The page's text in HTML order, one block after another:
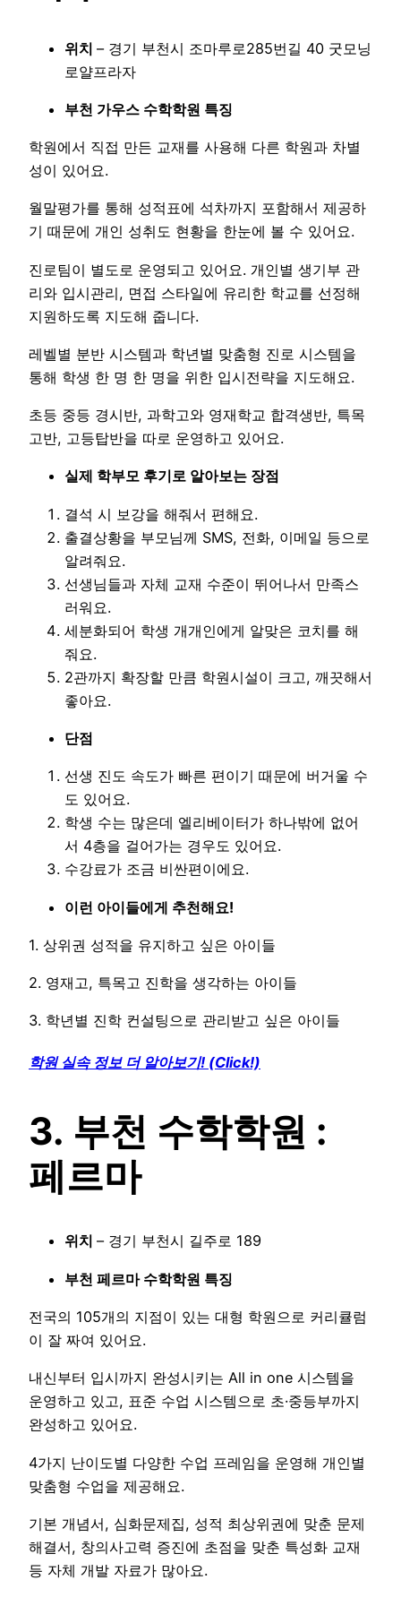
위치 – 경기 부천시 조마루로285번길 40 굿모닝
로얄프라자
부천 가우스 수학학원 특징
학원에서 직접 만든 교재를 사용해 다른 학원과 차별
성이 있어요.
월말평가를 통해 성적표에 석차까지 포함해서 제공하
기 때문에 개인 성취도 현황을 한눈에 볼 수 있어요.
진로팀이 별도로 운영되고 있어요. 개인별 생기부 관
리와 입시관리, 면접 스타일에 유리한 학교를 선정해
지원하도록 지도해 줍니다.
레벨별 분반 시스템과 학년별 맞춤형 진로 시스템을
통해 학생 한 명 한 명을 위한 입시전략을 지도해요.
초등 중등 경시반, 과학고와 영재학교 합격생반, 특목
고반, 고등탑반을 따로 운영하고 있어요.
실제 학부모 후기로 알아보는 장점
결석 시 보강을 해줘서 편해요.
출결상황을 부모님께 SMS, 전화, 이메일 등으로
알려줘요.
선생님들과 자체 교재 수준이 뛰어나서 만족스
러워요.
세분화되어 학생 개개인에게 알맞은 코치를 해
줘요.
2관까지 확장할 만큼 학원시설이 크고, 깨끗해서
좋아요.
단점
선생 진도 속도가 빠른 편이기 때문에 버거울 수
도 있어요.
학생 수는 많은데 엘리베이터가 하나밖에 없어
서 4층을 걸어가는 경우도 있어요.
수강료가 조금 비싼편이에요.
이런 아이들에게 추천해요!
1. 상위권 성적을 유지하고 싶은 아이들
2. 영재고, 특목고 진학을 생각하는 아이들
3. 학년별 진학 컨설팅으로 관리받고 싶은 아이들
학원 실속 정보 더 알아보기! (Click!)
3. 부천 수학학원 :
페르마
위치 – 경기 부천시 길주로 189
부천 페르마 수학학원 특징
전국의 105개의 지점이 있는 대형 학원으로 커리큘럼
이 잘 짜여 있어요.
내신부터 입시까지 완성시키는 All in one 시스템을
운영하고 있고, 표준 수업 시스템으로 초·중등부까지
완성하고 있어요.
4가지 난이도별 다양한 수업 프레임을 운영해 개인별
맞춤형 수업을 제공해요.
기본 개념서, 심화문제집, 성적 최상위권에 맞춘 문제
해결서, 창의사고력 증진에 초점을 맞춘 특성화 교재
등 자체 개발 자료가 많아요.